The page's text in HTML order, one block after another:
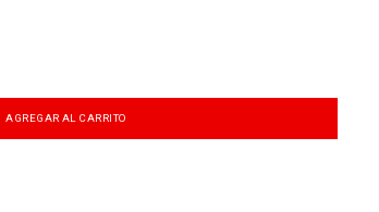
AGREGAR AL CARRITO